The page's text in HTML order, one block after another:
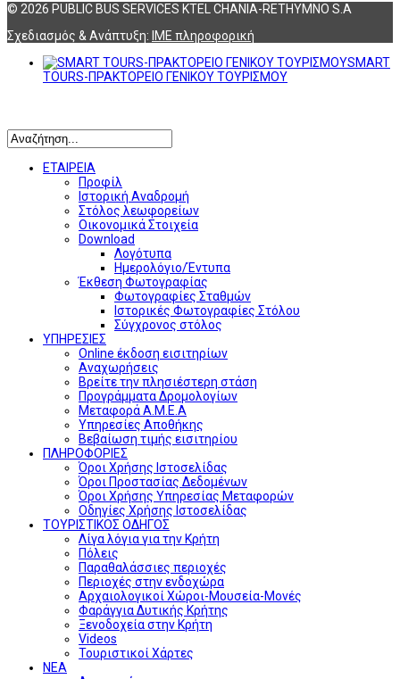
© 2026 PUBLIC BUS SERVICES KTEL CHANIA-RETHYMNO S.A
Σχεδιασμός & Ανάπτυξη: ΙΜΕ πληροφορική
SMART
TOURS-ΠΡΑΚΤΟΡΕΙΟ ΓΕΝΙΚΟΥ ΤΟΥΡΙΣΜΟΥ
ΕΤΑΙΡΕΙΑ
Προφίλ
Ιστορική Αναδρομή
Στόλος λεωφορείων
Οικονομικά Στοιχεία
Download
Λογότυπα
Ημερολόγιο/Έντυπα
Έκθεση Φωτογραφίας
Φωτογραφίες Σταθμών
Ιστορικές Φωτογραφίες Στόλου
Σύγχρονος στόλος
ΥΠΗΡΕΣΙΕΣ
Online έκδοση εισιτηρίων
Αναχωρήσεις
Βρείτε την πλησιέστερη στάση
Προγράμματα Δρομολογίων
Μεταφορά Α.Μ.Ε.Α
Υπηρεσίες Αποθήκης
Βεβαίωση τιμής εισιτηρίου
ΠΛΗΡΟΦΟΡΙΕΣ
Όροι Χρήσης Ιστοσελίδας
Όροι Προστασίας Δεδομένων
Όροι Χρήσης Υπηρεσίας Μεταφορών
Οδηγίες Χρήσης Ιστοσελίδας
ΤΟΥΡΙΣΤΙΚΟΣ ΟΔΗΓΟΣ
Λίγα λόγια για την Κρήτη
Πόλεις
Παραθαλάσσιες περιοχές
Περιοχές στην ενδοχώρα
Αρχαιολογικοί Χώροι-Μουσεία-Μονές
Φαράγγια Δυτικής Κρήτης
Ξενοδοχεία στην Κρήτη
Videos
Τουριστικοί Χάρτες
ΝΕΑ